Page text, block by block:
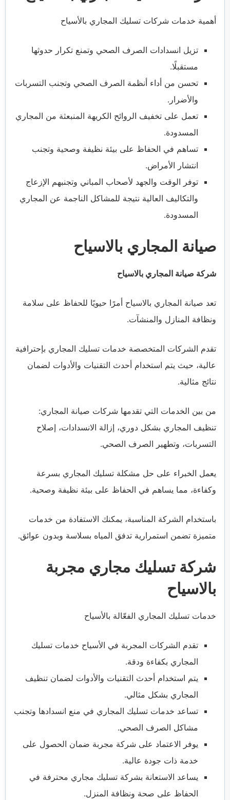
أهمية خدمات شركات تسليك المجاري بالأسياح
تزيل انسدادات الصرف الصحي وتمنع تكرار حدوثها
مستقبلًا.
تحسن من أداء أنظمة الصرف الصحي وتجنب التسربات
والأضرار.
تعمل على تخفيف الروائح الكريهة المنبعثة من المجاري
المسدودة.
تساهم في الحفاظ على بيئة نظيفة وصحية وتجنب
انتشار الأمراض.
توفر الوقت والجهد لأصحاب المباني وتجنبهم الإزعاج
والتكاليف العالية نتيجة للمشاكل الناجمة عن المجاري
المسدودة.
صيانة المجاري بالاسياح
شركة صيانة المجاري بالاسياح
تعد صيانة المجاري بالاسياح أمرًا حيويًا للحفاظ على سلامة
ونظافة المنازل والمنشآت.
تقدم الشركات المتخصصة خدمات تسليك المجاري بإحترافية
عالية، حيث يتم استخدام أحدث التقنيات والأدوات لضمان
نتائج مثالية.
من بين الخدمات التي تقدمها شركات صيانة المجاري:
تنظيف المجاري بشكل دوري، إزالة الانسدادات، إصلاح
التسربات، وتطهير الصرف الصحي.
يعمل الخبراء على حل مشكلة تسليك المجاري بسرعة
وكفاءة، مما يساهم في الحفاظ على بيئة نظيفة وصحية.
باستخدام الشركة المناسبة، يمكنك الاستفادة من خدمات
متميزة تضمن استمرارية تدفق المياه بسلاسة وبدون عوائق.
شركة تسليك مجاري مجربة
بالاسياح
خدمات تسليك المجاري الفعّالة بالأسياح
تقدم الشركات المجربة في الأسياح خدمات تسليك
المجاري بكفاءة ودقة.
يتم استخدام أحدث التقنيات والأدوات لضمان تنظيف
المجاري بشكل مثالي.
تساعد خدمات تسليك المجاري في منع انسدادها وتجنب
مشاكل الصرف الصحي.
يوفر الاعتماد على شركة مجربة ضمان الحصول على
خدمة ذات جودة عالية.
يساعد الاستعانة بشركة تسليك مجاري محترفة في
الحفاظ على صحة ونظافة المنزل.